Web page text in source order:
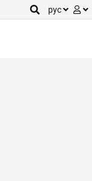
рус